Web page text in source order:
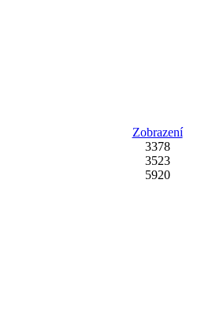
Zobrazení
3378
3523
5920